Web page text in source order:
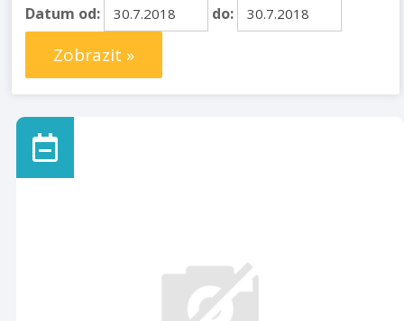
Datum od: do:
Zobrazit »